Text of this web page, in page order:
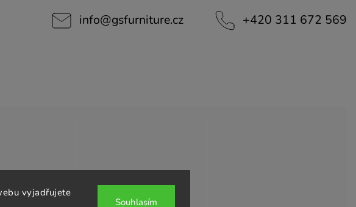
vyjadřujete
Souhlasím
info@gsfurniture.cz +420 311 672 569